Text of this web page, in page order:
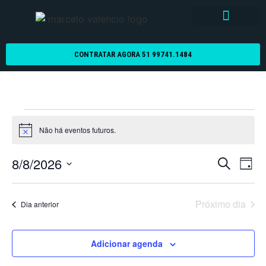
CONTRATAR AGORA 51 99741.1484
Notice Não há eventos futuros.
e
de
Procurar
do
Dia
8/8/2026
a
Dia anterior Próximo dia
Adicionar agenda